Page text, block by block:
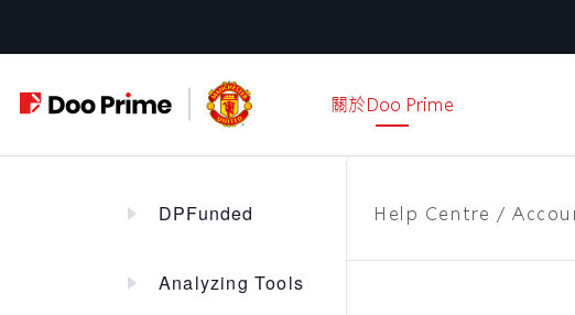
至
要
關於Doo Prime
DPFunded
Analyzing Tools
Help Centre /